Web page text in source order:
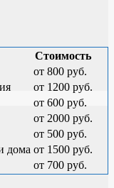
Стоимость
от 800 руб.
от 1200 руб.
от 600 руб.
от 2000 руб.
от 500 руб.
дома от 1500 руб.
от 700 руб.